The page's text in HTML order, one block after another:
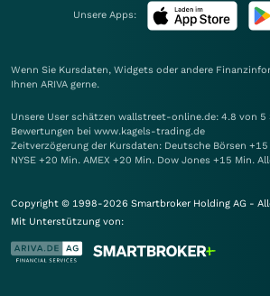
Unsere Apps:
Wenn Sie Kursdaten, Widgets oder andere
Ihnen ARIVA gerne.
Unsere User schätzen wallstreet-online.de: 4.8 von
Bewertungen bei www.kagels-trading.de
Zeitverzögerung der Kursdaten: Deutsche Börsen +15
NYSE +20 Min. AMEX +20 Min. Dow Jones +15 Min.
Copyright © 1998-2026 Smartbroker Holding AG -
Mit Unterstützung von: